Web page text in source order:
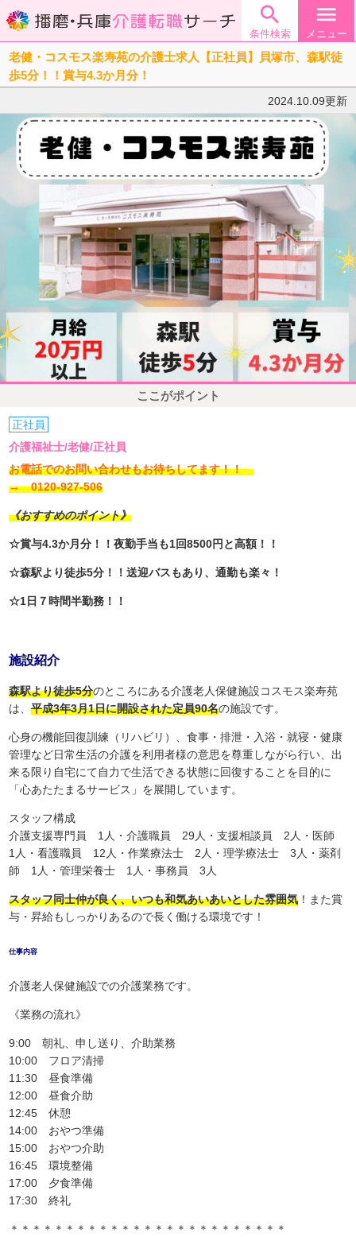

条件検索
menu
メニュー
老健・コスモス楽寿苑の介護士求人【正社員】貝塚市、森駅徒
歩5分！！賞与4.3か月分！
2024.10.09更新
ここがポイント
正社員
介護福祉士/老健/正社員
お電話でのお問い合わせもお待ちしてます！！
→ 0120-927-506
《おすすめのポイント》
☆賞与4.3か月分！！夜勤手当も1回8500円と高額！！
☆森駅より徒歩5分！！送迎バスもあり、通勤も楽々！
☆1日７時間半勤務！！
施設紹介
森駅より徒歩5分のところにある介護老人保健施設コスモス楽寿苑
は、平成3年3月1日に開設された定員90名の施設です。
心身の機能回復訓練（リハビリ）、食事・排泄・入浴・就寝・健康
管理など日常生活の介護を利用者様の意思を尊重しながら行い、出
来る限り自宅にて自力で生活できる状態に回復することを目的に
「心あたたまるサービス」を展開しています。
スタッフ構成
介護支援専門員 1人・介護職員 29人・支援相談員 2人・医師
1人・看護職員 12人・作業療法士 2人・理学療法士 3人・薬剤
師 1人・管理栄養士 1人・事務員 3人
スタッフ同士仲が良く、いつも和気あいあいとした雰囲気 ！また賞
与・昇給もしっかりあるので長く働ける環境です！
仕事内容
介護老人保健施設での介護業務です。
《業務の流れ》
9:00 朝礼、申し送り、介助業務
10:00 フロア清掃
11:30 昼食準備
12:00 昼食介助
12:45 休憩
14:00 おやつ準備
15:00 おやつ介助
16:45 環境整備
17:00 夕食準備
17:30 終礼
＊＊＊＊＊＊＊＊＊＊＊＊＊＊＊＊＊＊＊＊＊＊＊＊＊